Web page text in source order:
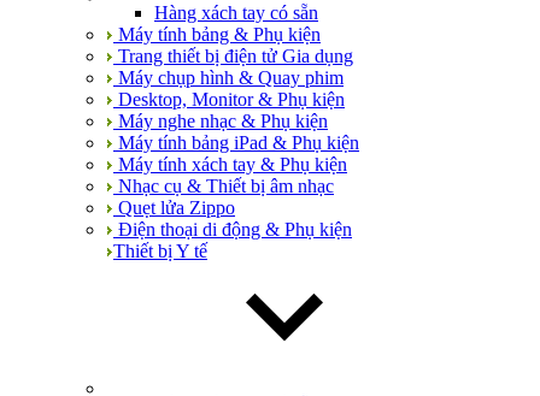
Hàng xách tay có sẵn
Máy tính bảng & Phụ kiện
Trang thiết bị điện tử Gia dụng
Máy chụp hình & Quay phim
Desktop, Monitor & Phụ kiện
Máy nghe nhạc & Phụ kiện
Máy tính bảng iPad & Phụ kiện
Máy tính xách tay & Phụ kiện
Nhạc cụ & Thiết bị âm nhạc
Quẹt lửa Zippo
Điện thoại di động & Phụ kiện
Thiết bị Y tế